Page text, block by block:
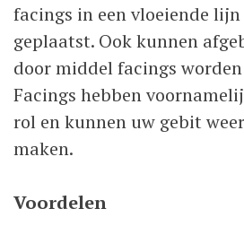
facings in een vloeiende
geplaatst. Ook kunnen
door middel facings
Facings hebben
rol en kunnen uw gebit
maken.
Voordelen